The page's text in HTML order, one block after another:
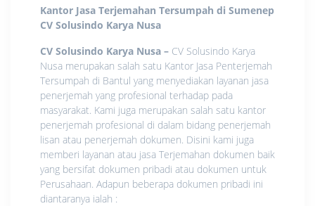
Kantor Jasa Terjemahan Tersumpah di Sumenep
CV Solusindo Karya Nusa
CV Solusindo Karya Nusa – CV Solusindo Karya
Nusa merupakan salah satu Kantor Jasa Penterjemah
Tersumpah di Bantul yang menyediakan layanan jasa
penerjemah yang profesional terhadap pada
masyarakat. Kami juga merupakan salah satu kantor
penerjemah profesional di dalam bidang penerjemah
lisan atau penerjemah dokumen. Disini kami juga
memberi layanan atau jasa Terjemahan dokumen baik
yang bersifat dokumen pribadi atau dokumen untuk
Perusahaan. Adapun beberapa dokumen pribadi ini
diantaranya ialah :